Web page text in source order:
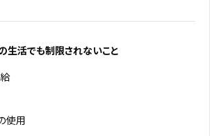
生活でも制限されないこと
使用